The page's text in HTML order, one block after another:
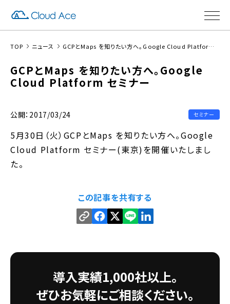
TOP ニュース GCPとMaps を知りたい方へ。Google Cloud Platform セミナー
GCPとMaps を知りたい方へ。Google
Cloud Platform セミナー
公開：2017/03/24 セミナー
5月30日（火）GCPとMaps を知りたい方へ。Google
Cloud Platform セミナー(東京)を開催いたしまし
た。
この記事を共有する
導入実績1,000社以上。
ぜひお気軽にご相談ください。